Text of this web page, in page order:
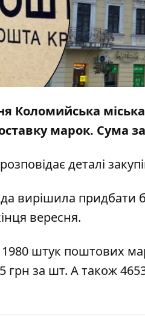
Коломийська
марок. Сума
розповідає деталі
вирішила придбати
вересня.
штук поштових
грн за шт. А також